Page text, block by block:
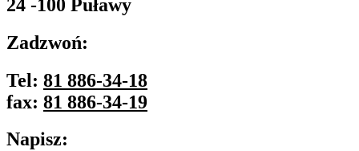
24 -100 Puławy
Zadzwoń:
Tel: 81 886-34-18
fax: 81 886-34-19
Napisz: